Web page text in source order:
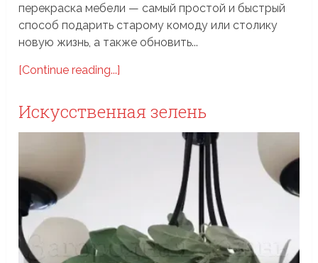
перекраска мебели — самый простой и быстрый
способ подарить старому комоду или столику
новую жизнь, а также обновить...
[Continue reading...]
Искусственная зелень